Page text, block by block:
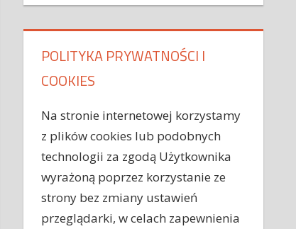
POLITYKA PRYWATNOŚCI I
COOKIES
Na stronie internetowej korzystamy
z plików cookies lub podobnych
technologii za zgodą Użytkownika
wyrażoną poprzez korzystanie ze
strony bez zmiany ustawień
przeglądarki, w celach zapewnienia